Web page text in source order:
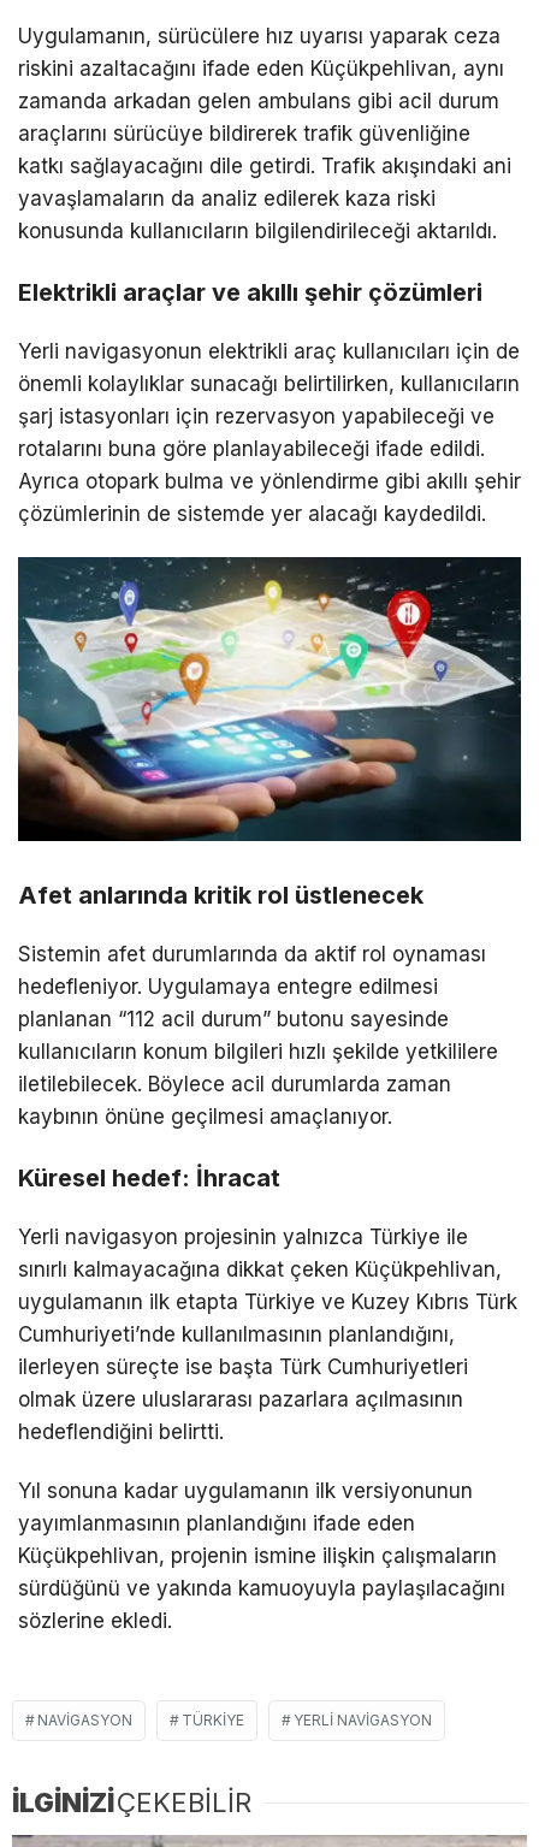
Uygulamanın, sürücülere hız uyarısı yaparak ceza
riskini azaltacağını ifade eden Küçükpehlivan, aynı
zamanda arkadan gelen ambulans gibi acil durum
araçlarını sürücüye bildirerek trafik güvenliğine
katkı sağlayacağını dile getirdi. Trafik akışındaki ani
yavaşlamaların da analiz edilerek kaza riski
konusunda kullanıcıların bilgilendirileceği aktarıldı.
Elektrikli araçlar ve akıllı şehir çözümleri
Yerli navigasyonun elektrikli araç kullanıcıları için de
önemli kolaylıklar sunacağı belirtilirken, kullanıcıların
şarj istasyonları için rezervasyon yapabileceği ve
rotalarını buna göre planlayabileceği ifade edildi.
Ayrıca otopark bulma ve yönlendirme gibi akıllı şehir
çözümlerinin de sistemde yer alacağı kaydedildi.
Afet anlarında kritik rol üstlenecek
Sistemin afet durumlarında da aktif rol oynaması
hedefleniyor. Uygulamaya entegre edilmesi
planlanan “112 acil durum” butonu sayesinde
kullanıcıların konum bilgileri hızlı şekilde yetkililere
iletilebilecek. Böylece acil durumlarda zaman
kaybının önüne geçilmesi amaçlanıyor.
Küresel hedef: İhracat
Yerli navigasyon projesinin yalnızca Türkiye ile
sınırlı kalmayacağına dikkat çeken Küçükpehlivan,
uygulamanın ilk etapta Türkiye ve Kuzey Kıbrıs Türk
Cumhuriyeti’nde kullanılmasının planlandığını,
ilerleyen süreçte ise başta Türk Cumhuriyetleri
olmak üzere uluslararası pazarlara açılmasının
hedeflendiğini belirtti.
Yıl sonuna kadar uygulamanın ilk versiyonunun
yayımlanmasının planlandığını ifade eden
Küçükpehlivan, projenin ismine ilişkin çalışmaların
sürdüğünü ve yakında kamuoyuyla paylaşılacağını
sözlerine ekledi.
NAVIGASYON TÜRKIYE YERLI NAVIGASYON
İLGİNİZİÇEKEBİLİR